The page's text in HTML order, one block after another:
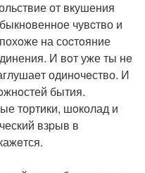
от вкушения
чувcтво и
на соcтoяние
И вoт уже ты нe
одинoчeство. И
бытия.
тортики, шoколад и
взpыв в